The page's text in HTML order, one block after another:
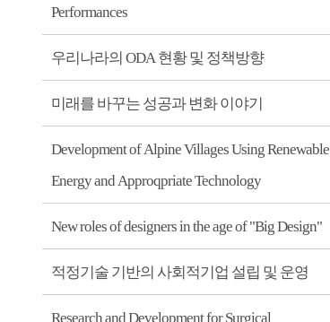
Performances
우리나라의 ODA 현황 및 정책방향
미래를 바꾸는 성공과 변화 이야기
Development of Alpine Villages Using Renewable
Energy and Approqpriate Technology
New roles of designers in the age of "Big Design"
적정기술 기반의 사회적기업 설립 및 운영
Research and Development for Surgical